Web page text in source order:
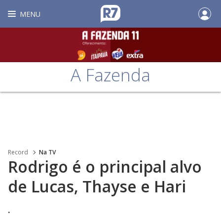
MENU
A Fazenda
Record Na TV
Rodrigo é o principal alvo
de Lucas, Thayse e Hari
.